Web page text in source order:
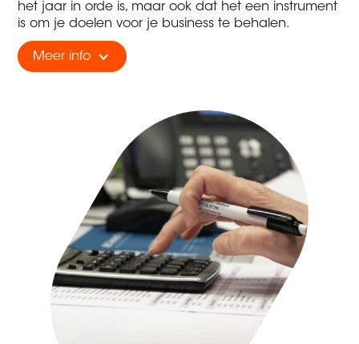
het jaar in orde is, maar ook dat het een instrument
is om je doelen voor je business te behalen.
Meer info